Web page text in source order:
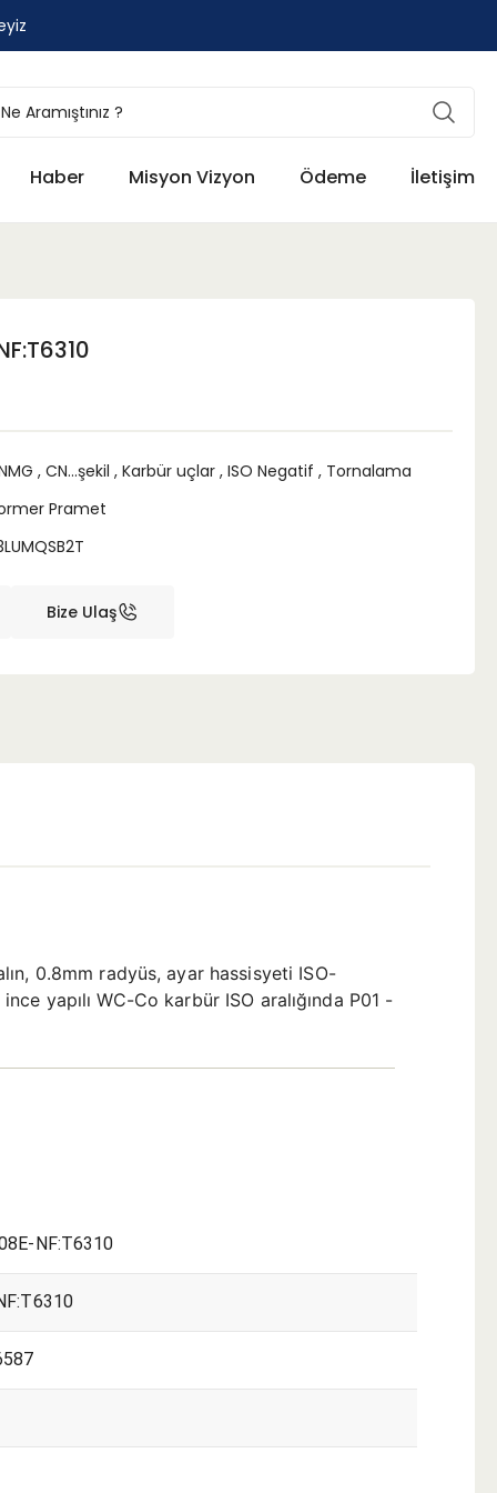
Haber Misyon Vizyon Ödeme İletişim
, CN...şekil , Karbür uçlar , ISO Negatif , Tornalama
Pramet
Bize Ulaş
0.8mm radyüs, ayar hassisyeti ISO-
yapılı WC-Co karbür ISO aralığında P01 -
NF:T6310